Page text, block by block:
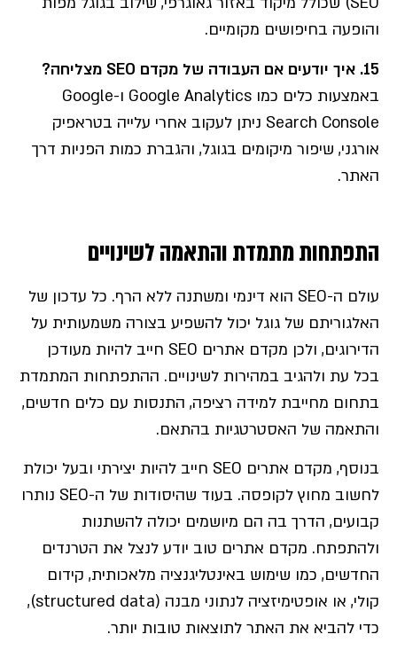
והופעה בחיפושים מקומיים.
15. איך יודעים אם העבודה של מקדם SEO מצליחה?
באמצעות כלים כמו Google Analytics ו-Google
Search Console ניתן לעקוב אחרי עלייה בטראפיק
אורגני, שיפור מיקומים בגוגל, והגברת כמות הפניות דרך
האתר.
התפתחות מתמדת והתאמה לשינויים
עולם ה-SEO הוא דינמי ומשתנה ללא הרף. כל עדכון של
האלגוריתם של גוגל יכול להשפיע בצורה משמעותית על
הדירוגים, ולכן מקדם אתרים SEO חייב להיות מעודכן
בכל עת ולהגיב במהירות לשינויים. ההתפתחות המתמדת
בתחום מחייבת למידה רציפה, התנסות עם כלים חדשים,
והתאמה של האסטרטגיות בהתאם.
בנוסף, מקדם אתרים SEO חייב להיות יצירתי ובעל יכולת
לחשוב מחוץ לקופסה. בעוד שהיסודות של ה-SEO נותרו
קבועים, הדרך בה הם מיושמים יכולה להשתנות
ולהתפתח. מקדם אתרים טוב יודע לנצל את הטרנדים
החדשים, כמו שימוש באינטליגנציה מלאכותית, קידום
קולי, או אופטימיזציה לנתוני מבנה (structured data),
כדי להביא את האתר לתוצאות טובות יותר.